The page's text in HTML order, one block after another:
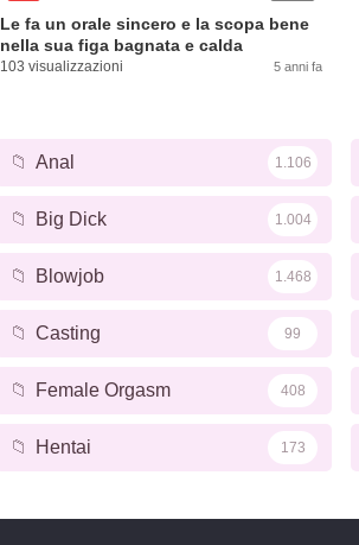
Le fa un orale sincero e la scopa bene
nella sua figa bagnata e calda
103 visualizzazioni 5 anni fa
📁 Anal 1.106
📁 Big Dick 1.004
📁 Blowjob 1.468
📁 Casting 99
📁 Female Orgasm 408
📁 Hentai 173